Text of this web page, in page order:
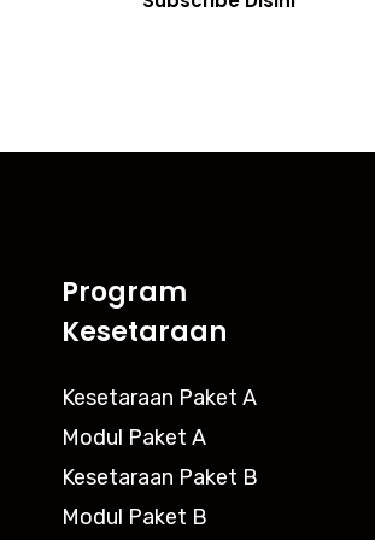
Program
Kesetaraan
Kesetaraan Paket A
Modul Paket A
Kesetaraan Paket B
Modul Paket B